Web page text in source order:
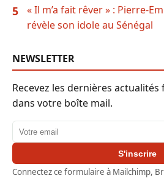
5
« Il m’a fait rêver » : Pierre-
révèle son idole au Sénégal
NEWSLETTER
Recevez les dernières
dans votre boîte mail.
Adresse email
S'inscrire
Connectez ce formulaire à Mailchimp,